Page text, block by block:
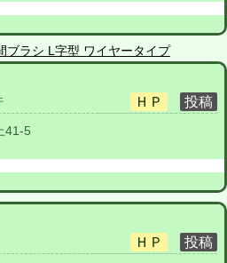
ブラシ L字型 ワイヤータイプ
41-5